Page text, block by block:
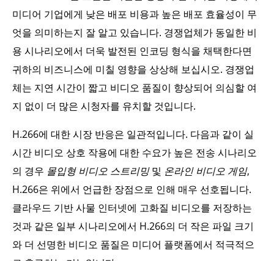
미디어 기업에게 낮은 배포 비용과 높은 배포 효율성이 무
엇을 의미하는지 잘 알고 있습니다. 경쟁업체가 동일한 비
용 시나리오에서 더욱 발전된 인코딩 형식을 채택한다면
귀하의 비즈니스에 미칠 영향을 상상해 보십시오. 경쟁업
체는 지연 시간이 짧고 비디오 품질이 향상되어 의심할 여
지 없이 더 많은 시청자를 유치할 것입니다.
H.266에 대한 시장 반응은 일관적입니다. 다음과 같이 실
시간 비디오 상호 작용에 대한 수요가 높은 전송 시나리오
의 경우 몰입형 비디오 스트리밍및 온라인 비디오 게임,
H.266은 위에서 언급한 장점으로 인해 매우 선호됩니다.
클라우드 기반 사물 인터넷에 고화질 비디오를 저장하는
것과 같은 일부 시나리오에서 H.266의 더 작은 파일 크기
와 더 선명한 비디오 품질은 미디어 플랫폼에서 적극적으